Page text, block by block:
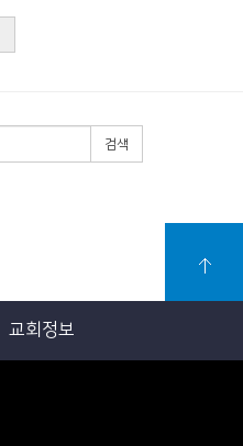
검색
교회정보